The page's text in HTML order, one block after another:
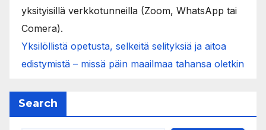
yksityisillä verkkotunneilla (Zoom, WhatsApp tai
Comera).
Yksilöllistä opetusta, selkeitä selityksiä ja aitoa
edistymistä – missä päin maailmaa tahansa oletkin
Search